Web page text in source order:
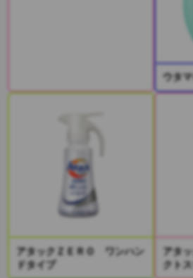
ウタ
アタックＺＥＲＯ ワンハン
ドタイプ
アタ
クト